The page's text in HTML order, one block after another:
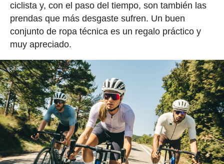
ciclista y, con el paso del tiempo, son también las
prendas que más desgaste sufren. Un buen
conjunto de ropa técnica es un regalo práctico y
muy apreciado.